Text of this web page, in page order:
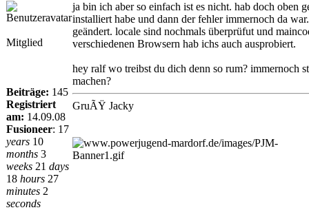
Mitglied
Beiträge: 145
Registriert
am: 14.09.08
Fusioneer: 17
years 10
months 3
weeks 21 days
18 hours 27
minutes 2
seconds
ja bin ich aber so einfach ist es nicht. hab doch oben
installiert habe und dann der fehler immernoch da
geändert. locale sind nochmals überprüfut und
verschiedenen Browsern hab ichs auch ausprobiert.
hey ralf wo treibst du dich denn so rum? immernoch
machen?
GruÃŸ Jacky